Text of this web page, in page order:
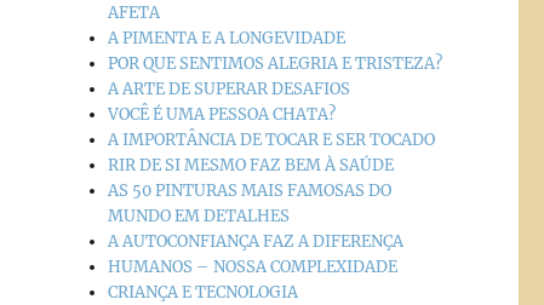
AFETA
A PIMENTA E A LONGEVIDADE
POR QUE SENTIMOS ALEGRIA E TRISTEZA?
A ARTE DE SUPERAR DESAFIOS
VOCÊ É UMA PESSOA CHATA?
A IMPORTÂNCIA DE TOCAR E SER TOCADO
RIR DE SI MESMO FAZ BEM À SAÚDE
AS 50 PINTURAS MAIS FAMOSAS DO
MUNDO EM DETALHES
A AUTOCONFIANÇA FAZ A DIFERENÇA
HUMANOS – NOSSA COMPLEXIDADE
CRIANÇA E TECNOLOGIA